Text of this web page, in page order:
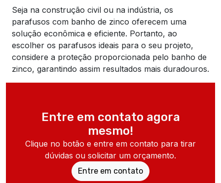
Seja na construção civil ou na indústria, os
parafusos com banho de zinco oferecem uma
solução econômica e eficiente. Portanto, ao
escolher os parafusos ideais para o seu projeto,
considere a proteção proporcionada pelo banho de
zinco, garantindo assim resultados mais duradouros.
Entre em contato agora
mesmo!
Clique no botão e entre em contato para tirar
dúvidas ou solicitar um orçamento.
Entre em contato